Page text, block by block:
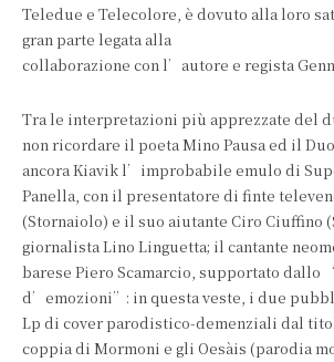
Teledue e Telecolore, è dovuto alla loro
gran parte legata alla
collaborazione con l’autore e regista
Tra le interpretazioni più apprezzate del
non ricordare il poeta Mino Pausa ed il
ancora Kiavik l’improbabile emulo di
Panella, con il presentatore di finte
(Stornaiolo) e il suo aiutante Ciro Ciuffino
giornalista Lino Linguetta; il cantante
barese Piero Scamarcio, supportato dallo
d’emozioni”: in questa veste, i due
Lp di cover parodistico-demenziali dal
coppia di Mormoni e gli Oesàis (parodia